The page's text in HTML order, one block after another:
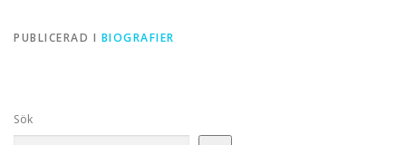
PUBLICERAD I BIOGRAFIER
Sök